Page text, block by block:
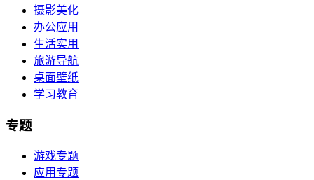
摄影美化
办公应用
生活实用
旅游导航
桌面壁纸
学习教育
专题
游戏专题
应用专题